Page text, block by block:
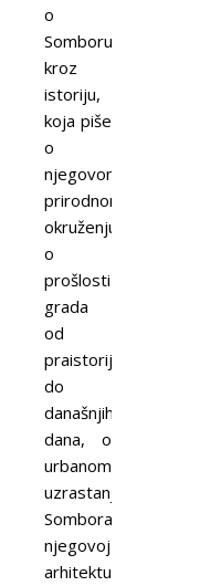
o
Somboru
kroz
istoriju,
koja piše
o
njegovom
prirodnom
okruženju,
o
prošlosti
grada
od
praistorije
do
današnjih
dana, o
urbanom
uzrastanju
Sombora,
njegovoj
arhitekturi,